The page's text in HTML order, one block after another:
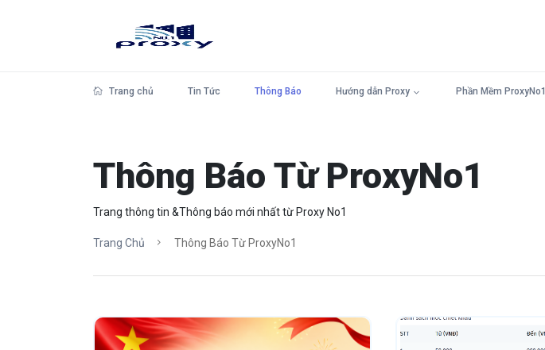
Trang chủ Tin Tức Thông Báo Hướng dẫn Proxy Phần Mềm ProxyNo1
Thông Báo Từ ProxyNo1
Trang thông tin &Thông báo mới nhất từ Proxy No1
Trang Chủ Thông Báo Từ ProxyNo1